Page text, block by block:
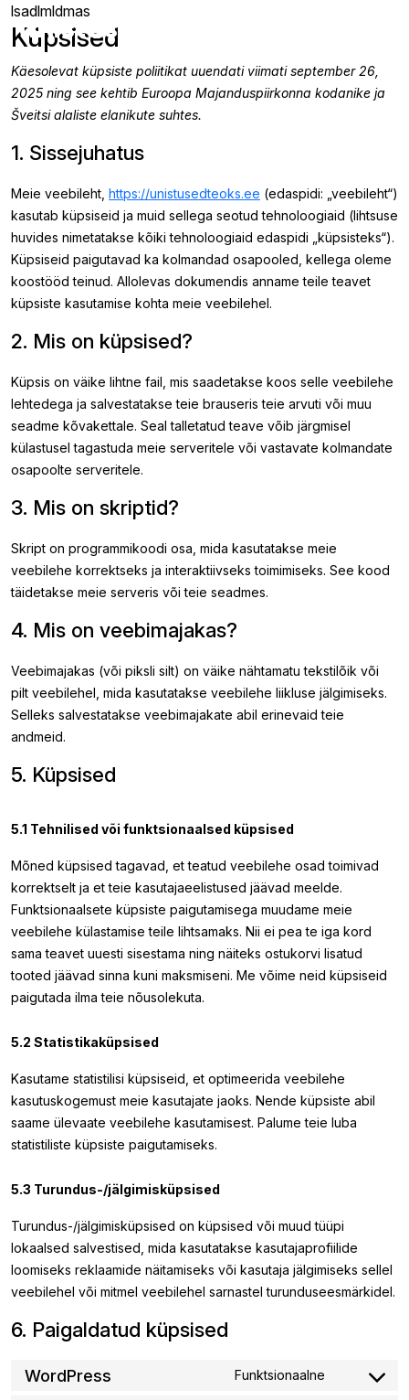
unistusedteoks
lsadlmldmas
Küpsised
Käesolevat küpsiste poliitikat uuendati viimati september 26,
2025 ning see kehtib Euroopa Majanduspiirkonna kodanike ja
Šveitsi alaliste elanikute suhtes.
1. Sissejuhatus
Meie veebileht, https://unistusedteoks.ee (edaspidi: „veebileht“)
kasutab küpsiseid ja muid sellega seotud tehnoloogiaid (lihtsuse
huvides nimetatakse kõiki tehnoloogiaid edaspidi „küpsisteks“).
Küpsiseid paigutavad ka kolmandad osapooled, kellega oleme
koostööd teinud. Allolevas dokumendis anname teile teavet
küpsiste kasutamise kohta meie veebilehel.
2. Mis on küpsised?
Küpsis on väike lihtne fail, mis saadetakse koos selle veebilehe
lehtedega ja salvestatakse teie brauseris teie arvuti või muu
seadme kõvakettale. Seal talletatud teave võib järgmisel
külastusel tagastuda meie serveritele või vastavate kolmandate
osapoolte serveritele.
3. Mis on skriptid?
Skript on programmikoodi osa, mida kasutatakse meie
veebilehe korrektseks ja interaktiivseks toimimiseks. See kood
täidetakse meie serveris või teie seadmes.
4. Mis on veebimajakas?
Veebimajakas (või piksli silt) on väike nähtamatu tekstilõik või
pilt veebilehel, mida kasutatakse veebilehe liikluse jälgimiseks.
Selleks salvestatakse veebimajakate abil erinevaid teie
andmeid.
5. Küpsised
5.1 Tehnilised või funktsionaalsed küpsised
Mõned küpsised tagavad, et teatud veebilehe osad toimivad
korrektselt ja et teie kasutajaeelistused jäävad meelde.
Funktsionaalsete küpsiste paigutamisega muudame meie
veebilehe külastamise teile lihtsamaks. Nii ei pea te iga kord
sama teavet uuesti sisestama ning näiteks ostukorvi lisatud
tooted jäävad sinna kuni maksmiseni. Me võime neid küpsiseid
paigutada ilma teie nõusolekuta.
5.2 Statistikaküpsised
Kasutame statistilisi küpsiseid, et optimeerida veebilehe
kasutuskogemust meie kasutajate jaoks. Nende küpsiste abil
saame ülevaate veebilehe kasutamisest. Palume teie luba
statistiliste küpsiste paigutamiseks.
5.3 Turundus-/jälgimisküpsised
Turundus-/jälgimisküpsised on küpsised või muud tüüpi
lokaalsed salvestised, mida kasutatakse kasutajaprofiilide
loomiseks reklaamide näitamiseks või kasutaja jälgimiseks sellel
veebilehel või mitmel veebilehel sarnastel turunduseesmärkidel.
6. Paigaldatud küpsised
WordPress Funktsionaalne
Consent